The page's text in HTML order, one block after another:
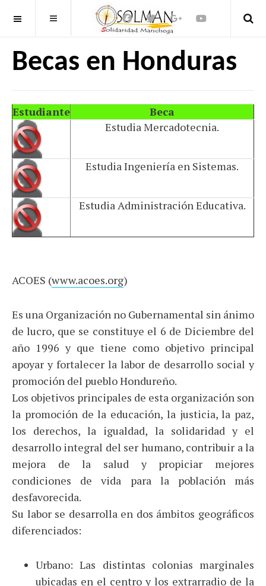
OFF CANVAS
Becas en Honduras
Estudiante
Beca
Estudia Mercadotecnia.
Estudia Ingeniería en Sistemas.
Estudia Administración Educativa.
ACOES (www.acoes.org)
Es una Organización no Gubernamental sin ánimo
de lucro, que se constituye el 6 de Diciembre del
año 1996 y que tiene como objetivo principal
apoyar y fortalecer la labor de desarrollo social y
promoción del pueblo Hondureño.
Los objetivos principales de esta organización son
la promoción de la educación, la justicia, la paz,
los derechos, la igualdad, la solidaridad y el
desarrollo integral del ser humano, contribuir a la
mejora de la salud y propiciar mejores
condiciones de vida para la población más
desfavorecida.
Su labor se desarrolla en dos ámbitos geográficos
diferenciados:
Urbano: Las distintas colonias marginales
ubicadas en el centro y los extrarradio de la